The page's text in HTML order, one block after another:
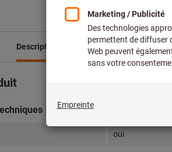
Description Comparez les produits
oui